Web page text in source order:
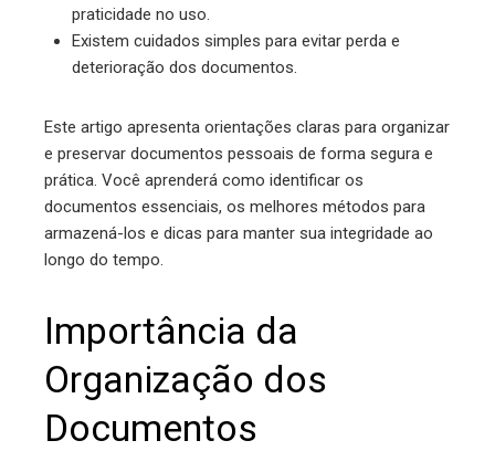
praticidade no uso.
Existem cuidados simples para evitar perda e
deterioração dos documentos.
Este artigo apresenta orientações claras para organizar
e preservar documentos pessoais de forma segura e
prática. Você aprenderá como identificar os
documentos essenciais, os melhores métodos para
armazená-los e dicas para manter sua integridade ao
longo do tempo.
Importância da
Organização dos
Documentos